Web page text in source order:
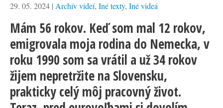
29. 05. 2024 | Archív videí, Iné texty, Iné videá
Mám 56 rokov. Keď som mal 12 rokov,
emigrovala moja rodina do Nemecka, v
roku 1990 som sa vrátil a už 34 rokov
žijem nepretržite na Slovensku,
prakticky celý môj pracovný život.